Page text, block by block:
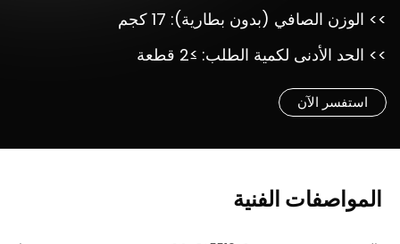
>> الوزن الصافي (بدون بطارية): 17 كجم
>> الحد الأدنى لكمية الطلب: ≥2 قطعة
استفسر الآن
المواصفات الفنية